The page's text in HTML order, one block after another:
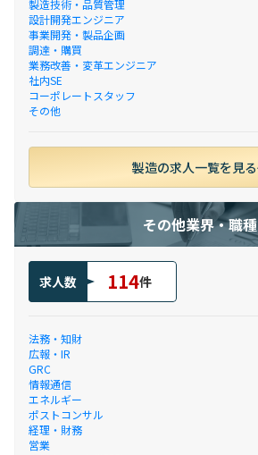
製造技術・品質管理
設計開発エンジニア
事業開発・製品企画
調達・購買
業務改善・変革エンジニア
社内SE
コーポレートスタッフ
その他
製造の求人一覧を見る
その他業界・職種
求人数 114件
法務・知財
広報・IR
GRC
情報通信
エネルギー
ポストコンサル
経理・財務
営業